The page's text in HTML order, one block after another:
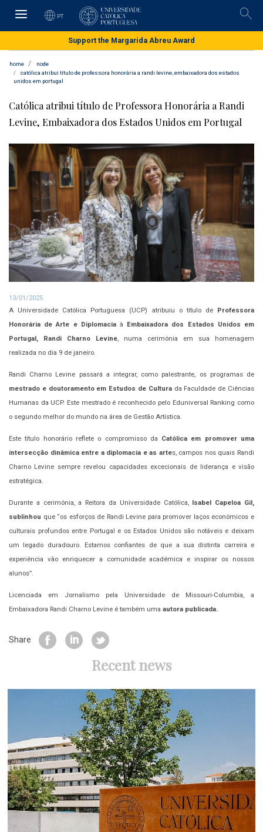
Skip
content
PT
Support the Margarida Abreu Award
home
node
católica atribui título de professora honorária a randi levine, embaixadora dos estados
unidos em portugal
Católica atribui título de Professora Honorária a Randi
Levine, Embaixadora dos Estados Unidos em Portugal
13/01/2025
A Universidade Católica Portuguesa (UCP) atribuiu o título de Professora
Honorária de Arte e Diplomaciaà Embaixadora dos Estados Unidos em
Portugal, Randi Charno Levine, numa cerimónia em sua homenagem
realizada no dia 9 de janeiro.
Randi Charno Levine passará a integrar, como palestrante, os programas de
mestrado e doutoramento em Estudos de Culturada Faculdade de Ciências
Humanas da UCP. Este mestrado é reconhecido pelo Eduniversal Ranking como
o segundo melhor do mundo na área de Gestão Artística.
Este título honorário reflete o compromisso da Católica em promover uma
intersecção dinâmica entre a diplomacia e as artes, campos nos quais Randi
Charno Levine sempre revelou capacidades excecionais de liderança e visão
estratégica.
Durante a cerimónia, a Reitora da Universidade Católica,Isabel Capeloa Gil,
sublinhou que “os esforços de Randi Levine para promover laços económicos e
culturais profundos entre Portugal e os Estados Unidos são notáveis e deixam
um legado duradouro. Estamos confiantes de que a sua distinta carreira e
experiência vão enriquecer a comunidade académica e inspirar os nossos
alunos”.
Licenciada em Jornalismo pela Universidade de Missouri-Columbia, a
Embaixadora Randi Charno Levine é também uma autora publicada.
Share
Recent news